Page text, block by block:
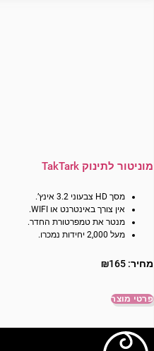
מוניטור לתינוק TakTark
מסך HD צבעוני 3.2 אינץ’.
אין צורך באינטרנט או WIFI.
מנטר את טמפרטורת החדר.
מעל 2,000 יחידות נמכרו.
מחיר: ₪165
פרטי מוצר